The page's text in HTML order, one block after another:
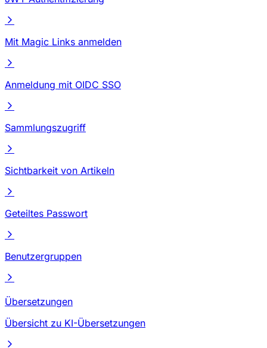
Mit Magic Links anmelden
Anmeldung mit OIDC SSO
Sammlungszugriff
Sichtbarkeit von Artikeln
Geteiltes Passwort
Benutzergruppen
Übersetzungen
Übersicht zu KI-Übersetzungen